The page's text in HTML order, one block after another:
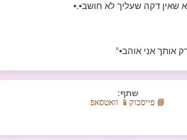
שאין דקה שעליך לא חושב•.•
אותך אני אוהב•°
שתף:
📘 פייסבוק 📱 וואטסאפ